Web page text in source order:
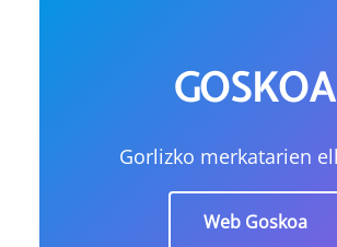
GOSKOA
Gorlizko merkatarien
Web Goskoa